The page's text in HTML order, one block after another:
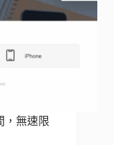
，無速限